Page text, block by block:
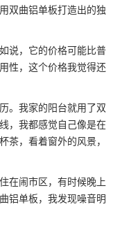
双曲铝单板打造出的独
说，它的价格可能比普
性，这个价格我觉得还
。我家的阳台就用了双
，我都感觉自己像是在
茶，看着窗外的风景，
在闹市区，有时候晚上
铝单板，我发现噪音明